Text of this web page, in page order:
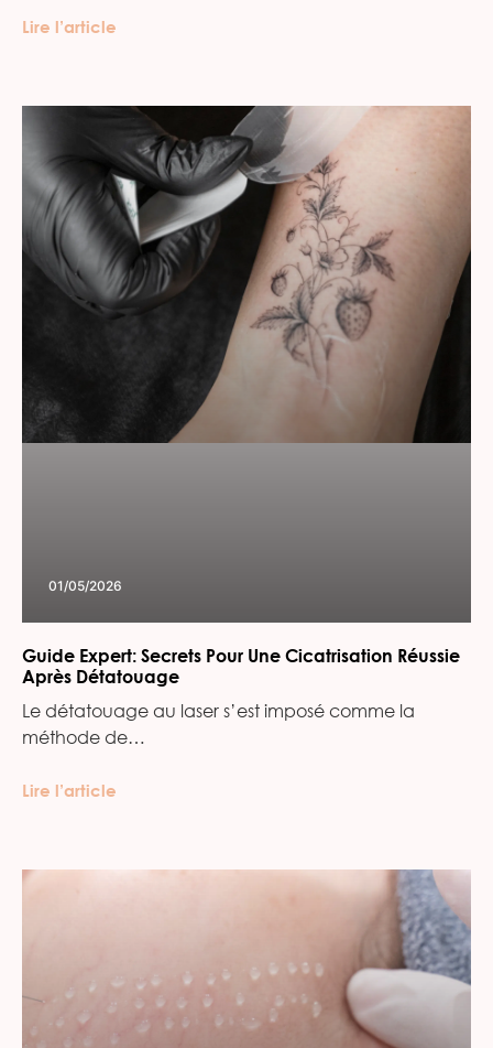
Lire l’article
01/05/2026
Guide Expert: Secrets Pour Une Cicatrisation Réussie
Après Détatouage
Le détatouage au laser s’est imposé comme la
méthode de…
Lire l’article